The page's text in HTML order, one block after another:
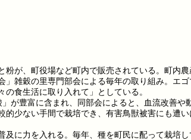
が、町役場など町内で販売されている。町内農
雑穀の里専門部会による毎年の取り組み。エ
食生活に取り入れて」としている。
が豊富に含まれ、同部会によると、血流改善や
少ない手間で栽培でき、有害鳥獣被害にも遭い
に力を入れる。毎年、種を町民に配って栽培し